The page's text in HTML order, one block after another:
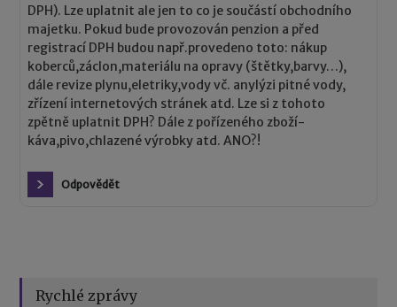
DPH). Lze uplatnit ale jen to co je součástí obchodního
majetku. Pokud bude provozován penzion a před
registrací DPH budou např.provedeno toto: nákup
koberců,záclon,materiálu na opravy (štětky,barvy…),
dále revize plynu,eletriky,vody vč. anylýzi pitné vody,
zřízení internetových stránek atd. Lze si z tohoto
zpětně uplatnit DPH? Dále z pořízeného zboží-
káva,pivo,chlazené výrobky atd. ANO?!
Odpovědět
Rychlé zprávy